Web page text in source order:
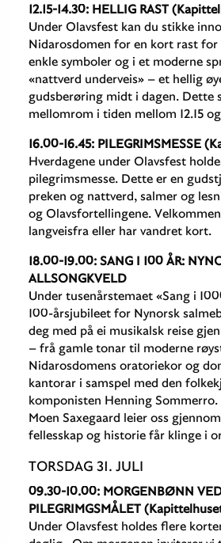
12.15-14.30: HELLIG RAST
Under Olavsfest kan du stikke
Nidarosdomen for en kort rast for
enkle symboler og i et moderne
«nattverd underveis» – et hellig
gudsberøring midt i dagen. Dette
mellomrom i tiden mellom 12.15
16.00-16.45: PILEGRIMSMESSE
Hverdagene under Olavsfest
pilegrimsmesse. Dette er en
preken og nattverd, salmer og
og Olavsfortellingene.
langveisfra eller har vandret kort.
18.00-19.00: SANG I 100 ÅR:
ALLSONGKVELD
Under tusenårstemaet «Sang i
100-årsjubileet for Nynorsk
deg med på ei musikalsk reise
– frå gamle tonar til moderne
Nidarosdomens oratoriekor og
kantorar i samspel med den
komponisten Henning
Moen Saxegaard leier oss
fellesskap og historie får klinge i
TORSDAG 31. JULI
09.30-10.00: MORGENBØNN
PILEGRIMGSMÅLET
Under Olavsfest holdes flere